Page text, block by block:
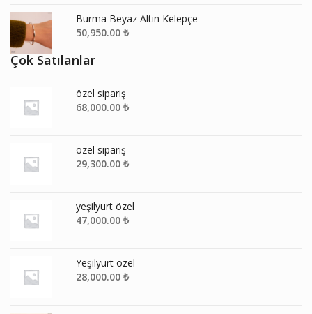
Burma Beyaz Altın Kelepçe
50,950.00 ₺
Çok Satılanlar
özel sipariş
68,000.00 ₺
özel sipariş
29,300.00 ₺
yeşilyurt özel
47,000.00 ₺
Yeşilyurt özel
28,000.00 ₺